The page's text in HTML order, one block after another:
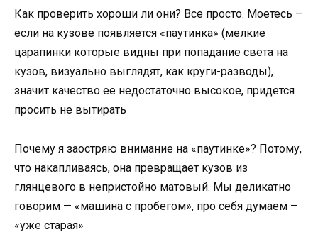
Как проверить хороши ли они? Все просто. Моетесь –
если на кузове появляется «паутинка» (мелкие
царапинки которые видны при попадание света на
кузов, визуально выглядят, как круги-разводы),
значит качество ее недостаточно высокое, придется
просить не вытирать
Почему я заостряю внимание на «паутинке»? Потому,
что накапливаясь, она превращает кузов из
глянцевого в непристойно матовый. Мы деликатно
говорим — «машина с пробегом», про себя думаем –
«уже старая»